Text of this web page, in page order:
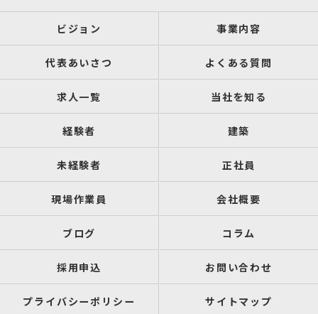
ビジョン 事業内容
代表あいさつ よくある質問
求人一覧 当社を知る
経験者 建築
未経験者 正社員
現場作業員 会社概要
ブログ コラム
採用申込 お問い合わせ
プライバシーポリシー サイトマップ